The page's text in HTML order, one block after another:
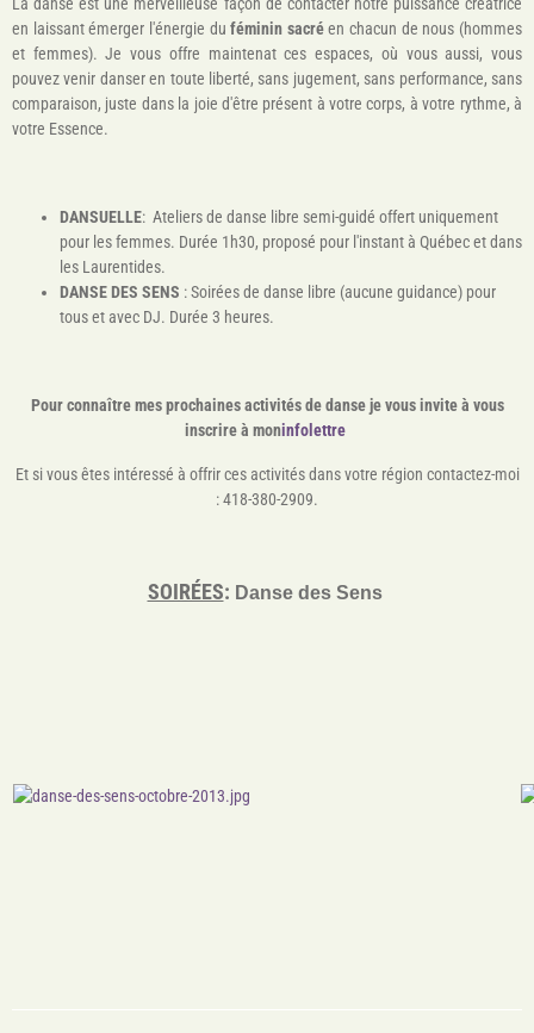
en laissant émerger l'énergie duféminin sacréen chacun de nous (hommes
et femmes).Je vous offre maintenat ces espaces, où vous aussi, vous
pouvez venir danser en toute liberté, sans jugement, sans performance, sans
comparaison, juste dans la joie d'être présent à votre corps, à votre rythme, à
votre Essence.
DANSUELLE: Ateliers de danse libre semi-guidé offert uniquement
pour les femmes. Durée 1h30, proposé pour l'instantà Québec et dans
les Laurentides.
DANSE DES SENS : Soirées de danse libre (aucune guidance) pour
tous et avec DJ. Durée 3 heures.
Pour connaître mes prochaines activités de danse je vous invite à vous
inscrire à moninfolettre
Et si vous êtes intéressé à offrir ces activités dans votre région contactez-moi
: 418-380-2909.
SOIRÉES: Danse des Sens